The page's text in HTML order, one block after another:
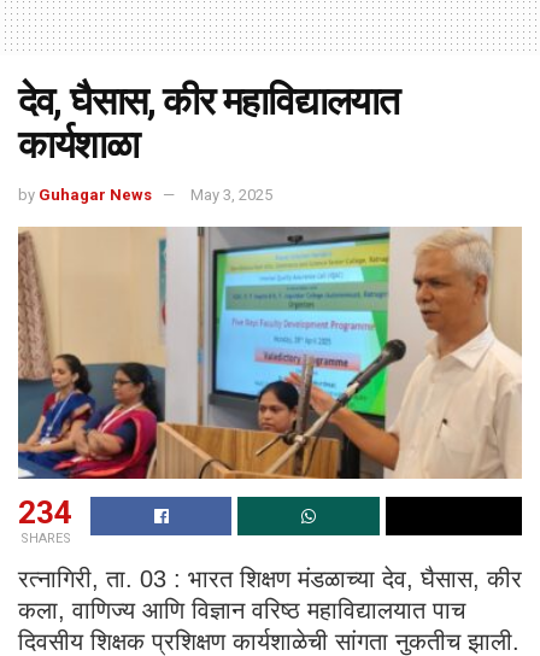
देव, घैसास, कीर महाविद्यालयात
कार्यशाळा
by Guhagar News May 3, 2025
234
SHARES
रत्नागिरी, ता. 03 : भारत शिक्षण मंडळाच्या देव, घैसास, कीर
कला, वाणिज्य आणि विज्ञान वरिष्ठ महाविद्यालयात पाच
दिवसीय शिक्षक प्रशिक्षण कार्यशाळेची सांगता नुकतीच झाली.